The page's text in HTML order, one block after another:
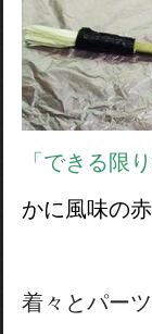
「できる限
かに風味の
着々とパー